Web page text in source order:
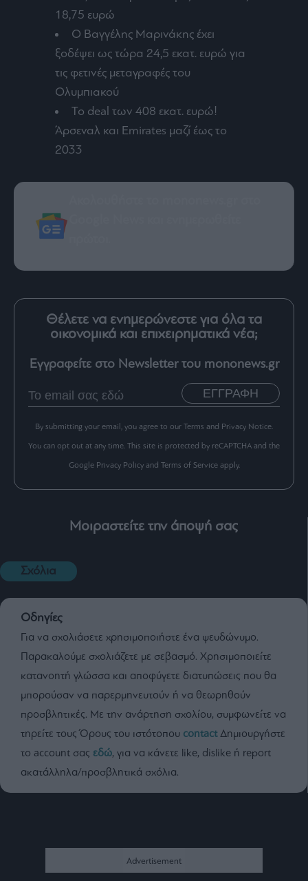
18,75 ευρώ
Ο Βαγγέλης Μαρινάκης έχει
ξοδέψει ως τώρα 24,5 εκατ. ευρώ για
τις φετινές μεταγραφές του
Ολυμπιακού
To deal των 408 εκατ. ευρώ!
Άρσεναλ και Emirates μαζί έως το
2033
Θέλετε να ενημερώνεστε για όλα τα
οικονομικά και επιχειρηματικά νέα;
Εγγραφείτε στο Newsletter του mononews.gr
ΕΓΓΡΑΦΗ
By submitting your email, you agree to our Terms and Privacy Notice.
You can opt out at any time. This site is protected by reCAPTCHA and the
Google Privacy Policy and Terms of Service apply.
Μοιραστείτε την άποψή σας
Σχόλια
Οδηγίες
Για να σχολιάσετε χρησιμοποιήστε ένα ψευδώνυμο.
Παρακαλούμε σχολιάζετε με σεβασμό. Χρησιμοποιείτε
κατανοητή γλώσσα και αποφύγετε διατυπώσεις που θα
μπορούσαν να παρερμηνευτούν ή να θεωρηθούν
προσβλητικές. Με την ανάρτηση σχολίου, συμφωνείτε να
τηρείτε τους Όρους του ιστότοπου contactΔημιουργήστε
το account σας εδώ, για να κάνετε like, dislike ή report
ακατάλληλα/προσβλητικά σχόλια.